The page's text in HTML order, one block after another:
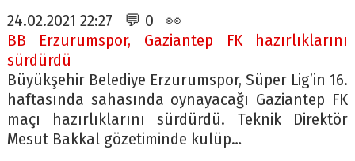
24.02.2021 22:27 💬 0 👀
BB Erzurumspor, Gaziantep FK hazırlıklarını
sürdürdü
Büyükşehir Belediye Erzurumspor, Süper Lig’in 16.
haftasında sahasında oynayacağı Gaziantep FK
maçı hazırlıklarını sürdürdü. Teknik Direktör
Mesut Bakkal gözetiminde kulüp…